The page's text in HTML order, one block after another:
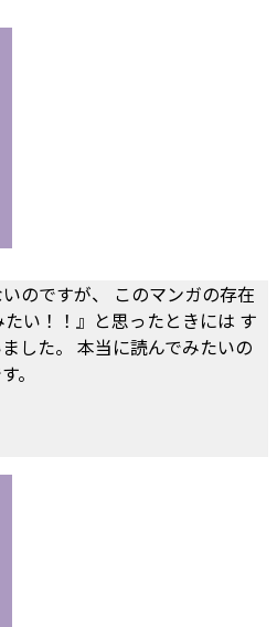
のですが、 このマンガの存在
い！！』と思ったときには す
した。 本当に読んでみたいの
。